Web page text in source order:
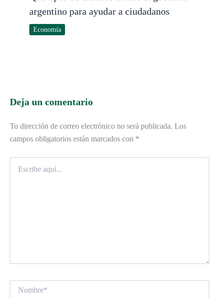
argentino para ayudar a ciudadanos
Economía
Deja un comentario
Tu dirección de correo electrónico no será publicada. Los
campos obligatorios están marcados con *
aquí...